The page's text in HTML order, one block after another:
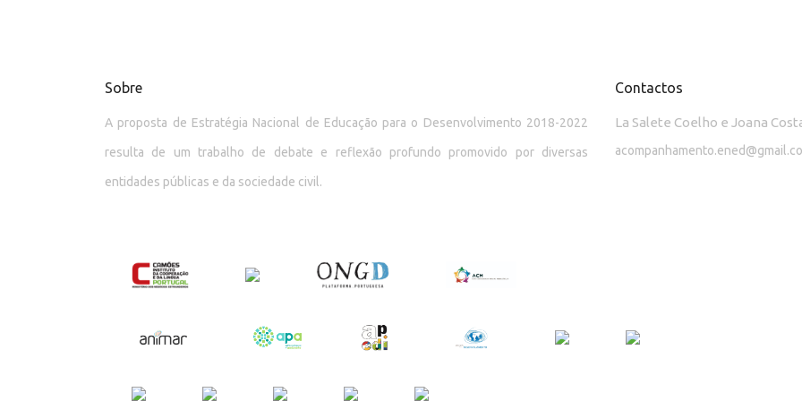
Sobre
A proposta de Estratégia Nacional de Educação para o Desenvolvimento 2018-2022
resulta de um trabalho de debate e reflexão profundo promovido por diversas
entidades públicas e da sociedade civil.
Contactos
La Salete Coelho e Joana